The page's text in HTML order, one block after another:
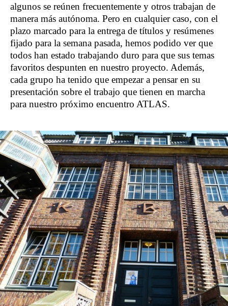
algunos se reúnen frecuentemente y otros trabajan de
manera más autónoma. Pero en cualquier caso, con el
plazo marcado para la entrega de títulos y resúmenes
fijado para la semana pasada, hemos podido ver que
todos han estado trabajando duro para que sus temas
favoritos despunten en nuestro proyecto. Además,
cada grupo ha tenido que empezar a pensar en su
presentación sobre el trabajo que tienen en marcha
para nuestro próximo encuentro ATLAS.